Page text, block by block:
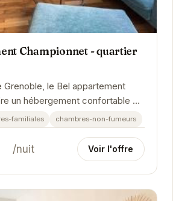
Championnet - quartier
le Bel appartement
un hébergement confortable et
les familles et les groupes...
familiales chambres-non-fumeurs
/nuit Voir l'offre